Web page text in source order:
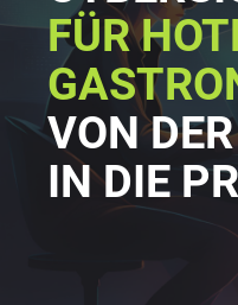
FÜR
VON
IN DIE